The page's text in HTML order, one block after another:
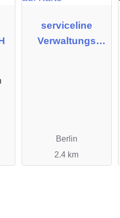
serviceline
Verwaltungs
Berlin
2.4 km